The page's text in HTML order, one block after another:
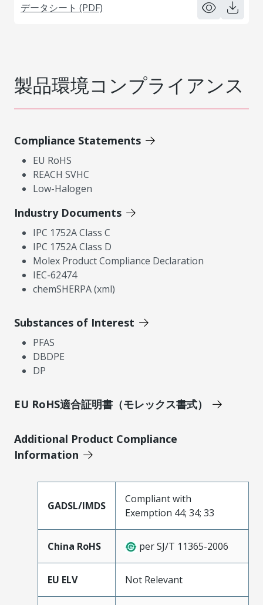
データシート (PDF)
製品環境コンプライアンス
Compliance Statements
EU RoHS
REACH SVHC
Low-Halogen
Industry Documents
IPC 1752A Class C
IPC 1752A Class D
Molex Product Compliance Declaration
IEC-62474
chemSHERPA (xml)
Substances of Interest
PFAS
DBDPE
DP
EU RoHS適合証明書（モレックス書式）
Additional Product Compliance
Information
GADSL/IMDS
Compliant with
Exemption 44; 34; 33
China RoHS per SJ/T 11365-2006
EU ELV Not Relevant